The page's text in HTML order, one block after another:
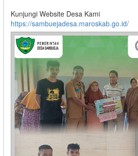
Kunjungi Website Desa Kami
https://sambuejadesa.maroskab.go.id/